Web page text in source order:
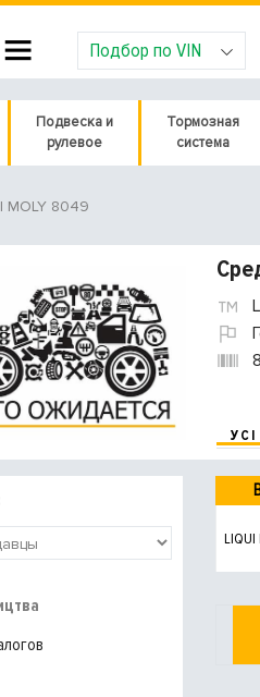
Подбор по VIN
Подвеска и
рулевое
Тормозная
система
MOLY 8049
LIQUI